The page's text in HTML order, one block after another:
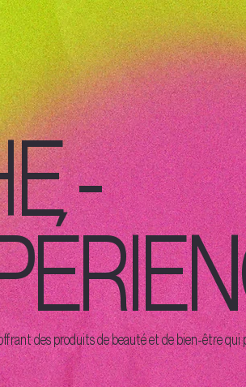
-
des produits de beauté et de bien-être qui